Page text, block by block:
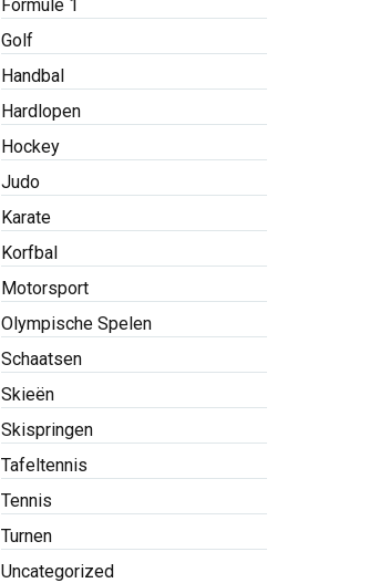
Formule 1
Golf
Handbal
Hardlopen
Hockey
Judo
Karate
Korfbal
Motorsport
Olympische Spelen
Schaatsen
Skieën
Skispringen
Tafeltennis
Tennis
Turnen
Uncategorized